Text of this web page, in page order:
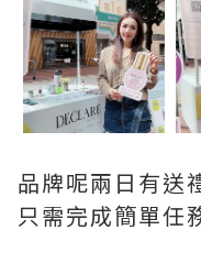
品牌呢兩日有送
只需完成簡單任